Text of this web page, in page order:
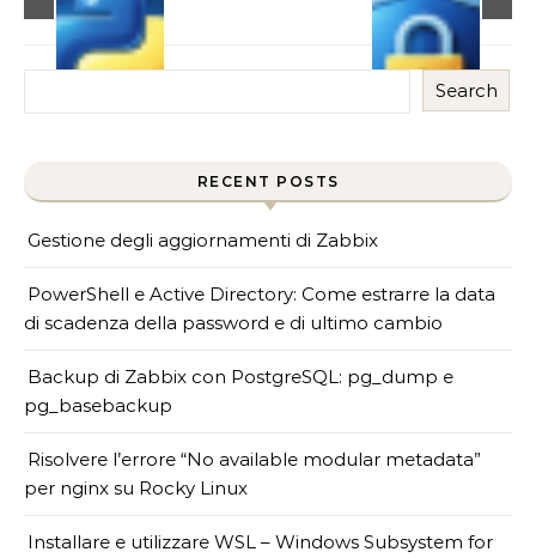
Search
RECENT POSTS
Gestione degli aggiornamenti di Zabbix
PowerShell e Active Directory: Come estrarre la data
di scadenza della password e di ultimo cambio
Backup di Zabbix con PostgreSQL: pg_dump e
pg_basebackup
Risolvere l’errore “No available modular metadata”
per nginx su Rocky Linux
Installare e utilizzare WSL – Windows Subsystem for